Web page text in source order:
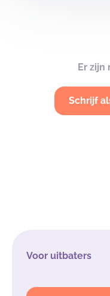
Er zijn
Schrijf
Voor uitbaters